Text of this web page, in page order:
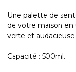
Une palette de
de votre maison en
verte et audacieuse
Capacité : 500ml.